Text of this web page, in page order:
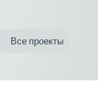
Все проекты